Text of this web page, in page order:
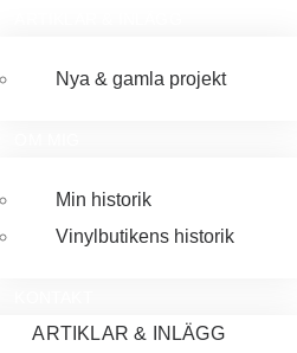
Nya & gamla projekt
Min historik
Vinylbutikens historik
ARTIKLAR & INLÄGG